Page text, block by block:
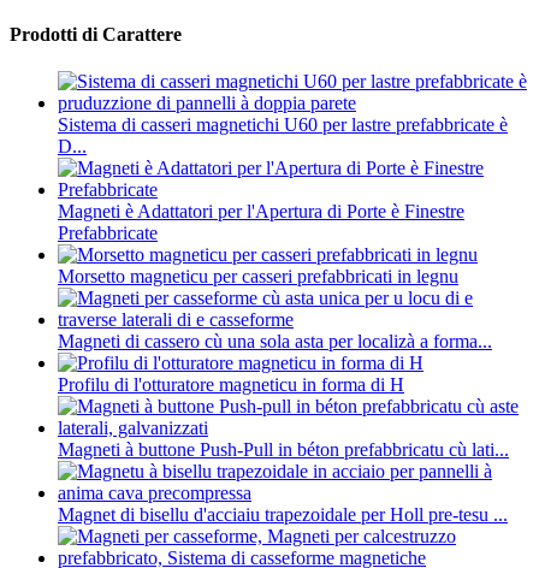
Prodotti di Carattere
Sistema di casseri magnetichi U60 per lastre prefabbricate è
D...
Magneti è Adattatori per l'Apertura di Porte è Finestre
Prefabbricate
Morsetto magneticu per casseri prefabbricati in legnu
Magneti di cassero cù una sola asta per localizà a forma...
Profilu di l'otturatore magneticu in forma di H
Magneti à buttone Push-Pull in béton prefabbricatu cù lati...
Magnet di bisellu d'acciaiu trapezoidale per Holl pre-tesu ...